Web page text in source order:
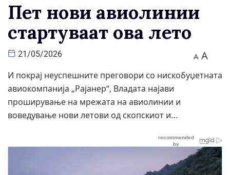
Пет нови авиолинии
стартуваат ова лето
21/05/2026 A A
И покрај неуспешните преговори со нискобуџетната
авиокомпанија „Рајанер“, Владата најави
проширување на мрежата на авиолинии и
воведување нови летови од скопскиот и…